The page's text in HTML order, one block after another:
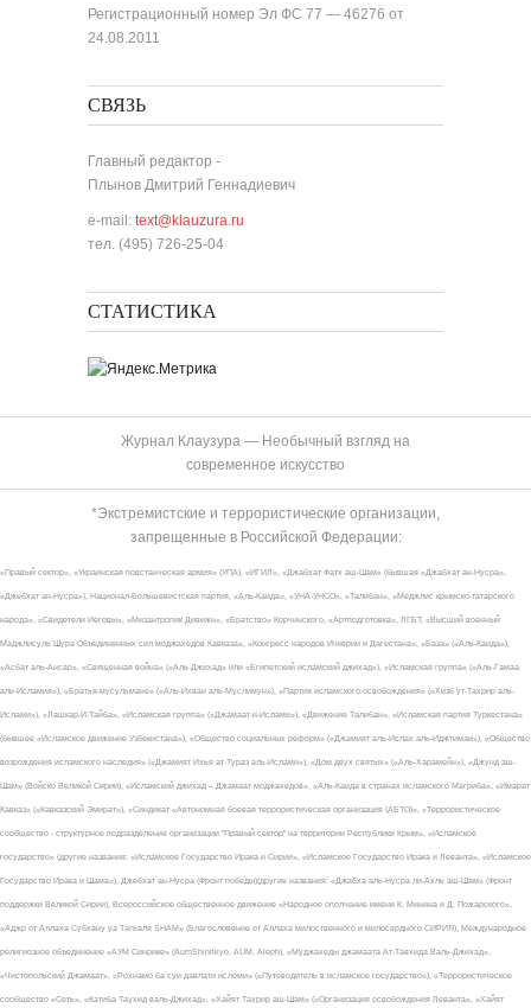
Регистрационный номер Эл ФС 77 — 46276 от
24.08.2011
СВЯЗЬ
Главный редактор -
Плынов Дмитрий Геннадиевич
e-mail: text@klauzura.ru
тел. (495) 726-25-04
СТАТИСТИКА
Журнал Клаузура — Необычный взгляд на
современное искусство
*Экстремистские и террористические организации,
запрещенные в Российской Федерации:
«Правый сектор», «Украинская повстанческая армия» (УПА), «ИГИЛ», «Джабхат Фатх аш-Шам» (бывшая «Джабхат ан-Нусра»,
«Джебхат ан-Нусра»), Национал-Большевистская партия, «Аль-Каида», «УНА-УНСО», «Талибан», «Меджлис крымско-татарского
народа», «Свидетели Иеговы», «Мизантропик Дивижн», «Братство» Корчинского, «Артподготовка», ЛГБТ, «Высший военный
Маджлисуль Шура Объединенных сил моджахедов Кавказа», «Конгресс народов Ичкерии и Дагестана», «База» («Аль-Каида»),
«Асбат аль-Ансар», «Священная война» («Аль-Джихад» или «Египетский исламский джихад»), «Исламская группа» («Аль-Гамаа
аль-Исламия»), «Братья-мусульмане» («Аль-Ихван аль-Муслимун»), «Партия исламского освобождения» («Хизб ут-Тахрир аль-
Ислами»), «Лашкар-И-Тайба», «Исламская группа» («Джамаат-и-Ислами»), «Движение Талибан», «Исламская партия Туркестана»
(бывшее «Исламское движение Узбекистана»), «Общество социальных реформ» («Джамият аль-Ислах аль-Иджтимаи»), «Общество
возрождения исламского наследия» («Джамият Ихья ат-Тураз аль-Ислами»), «Дом двух святых» («Аль-Харамейн»), «Джунд аш-
Шам» (Войско Великой Сирии), «Исламский джихад – Джамаат моджахедов», «Аль-Каида в странах исламского Магриба», «Имарат
Кавказ» («Кавказский Эмират»), «Синдикат «Автономная боевая террористическая организация (АБТО)», «Террористическое
сообщество - структурное подразделение организации "Правый сектор" на территории Республики Крым», «Исламское
государство» (другие названия: «Исламское Государство Ирака и Сирии», «Исламское Государство Ирака и Леванта», «Исламское
Государство Ирака и Шама»), Джебхат ан-Нусра (Фронт победы)(другие названия: «Джабха аль-Нусра ли-Ахль аш-Шам» (Фронт
поддержки Великой Сирии), Всероссийское общественное движение «Народное ополчение имени К. Минина и Д. Пожарского»,
«Аджр от Аллаха Субхану уа Тагьаля SHAM» (Благословение от Аллаха милоственного и милосердного СИРИЯ), Международное
религиозное объединение «АУМ Синрике» (AumShinrikyo, AUM, Aleph), «Муджахеды джамаата Ат-Тавхида Валь-Джихад»,
«Чистопольский Джамаат», «Рохнамо ба суи давлати исломи» («Путеводитель в исламское государство»), «Террористическое
сообщество «Сеть», «Катиба Таухид валь-Джихад», «Хайят Тахрир аш-Шам» («Организация освобождения Леванта», «Хайят